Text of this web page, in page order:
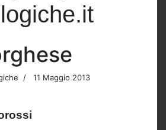
11 Maggio 2013